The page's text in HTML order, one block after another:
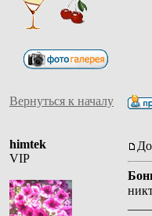
Вернуться к началу
himtek
VIP